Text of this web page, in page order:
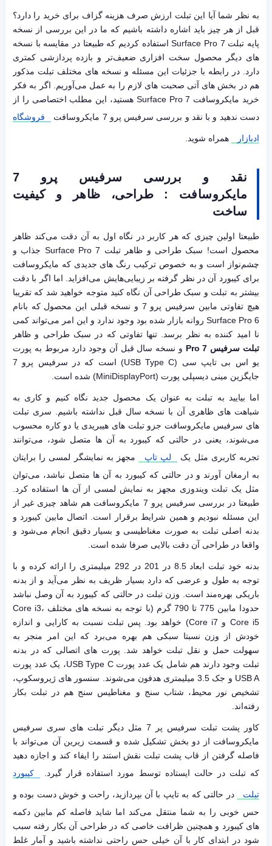
به نظر شما آیا این تبلت ارزش صرف هزینه گزاف برای خرید را دارد؟
قبل از هر چیز باید اشاره داشته باشیم که ما در این بررسی از نسخه
پایه تبلت Surface Pro 7 استفاده کردیم که طبیعتا در مقایسه با نسخه
های دیگر محصول سخت افزاری ضعیف‌تر و بازده پردازشی کمتری
دارد. در رابطه با جزئیات این مسئله و نسخه های مختلف تبلت مذکور
هم در بخش های آتی صحبت های لازم را به عمل می‌آوریم. اگر به فکر
خرید مایکروسافت Surface Pro 7 هستید، این مطلب اختصاصی را از
دست ندهید و با نقد و بررسی سرفیس پرو 7 مایکروسافت
فروشگاه
ادبازار همراه شوید.
نقد و بررسی سرفیس پرو 7
مایکروسافت : طراحی، ظاهر و کیفیت
ساخت
طبیعتا اولین چیزی که هر کاربر در نگاه اول به آن دقت می‌کند ظاهر
محصول است! سبک طراحی و ظاهر تبلت Surface Pro 7 جذاب و
چشم‌نواز است و به خصوص ترکیب رنگ های جدیدی که مایکروسافت
برای کیبورد آن در نظر گرفته بر زیبایی‌هایش می‌افزاید. اما اگر با دقت
بیشتر به تبلت و سبک طراحی آن نگاه کنید متوجه خواهید شد که تقریبا
هیچ تفاوتی مابین سرفیس پرو 7 و نسخه قبلی این محصول که بانام
Surface Pro 6 روانه بازار شده بود وجود ندارد و این امر می‌تواند کمی
نا امید کننده به نظر برسد. تنها تفاوتی که در سبک طراحی و ظاهر
تبلت سرفیس Pro 7
و نسخه سال قبل آن وجود دارد مربوط به پورت
یو اس بی تایپ سی (USB Type C) است که در سرفیس پرو 7
جایگزین مینی دیسپلی پورت (MiniDisplayPort) شده است.
اما بیایید به تبلت به عنوان یک محصول جدید نگاه کنیم و کاری به
شباهت های ظاهری آن با نسخه سال قبل نداشته باشیم. سری تبلت
های سرفیس مایکروسافت جزو تبلت های هیبریدی یا دو کاره محسوب
می‌شوند، یعنی در حالتی که کیبورد به آن ها متصل شود، می‌توانند
تجربه کاربری مثل یک
لپ تاپ
مجهز به نمایشگر لمسی را برایتان
به ارمغان آورند و در حالتی که کیبورد به آن ها متصل نباشد، می‌توان
مثل یک تبلت ویندوزی مجهز به نمایش لمسی از آن ها استفاده کرد.
طبیعتا در بررسی سرفیس پرو 7 مایکروسافت هم شاهد چیزی غیر از
این مسئله نبودیم و همین شرایط برقرار است. اتصال مابین کیبورد و
بدنه اصلی تبلت به صورت مغناطیسی و بسیار دقیق انجام می‌شود و
واقعا در طراحی آن دقت بالایی صرفا شده است.
بدنه خود تبلت ابعاد 8.5 در 201 در 292 میلیمتری را ارائه کرده و با
توجه به طول و عرضی که دارد بسیار ظریف به نظر می‌آید و از بدنه
باریکی بهره‌مند است. وزن تبلت در حالتی که کیبورد به آن وصل نباشد
حدودا مابین 775 تا 790 گرم (با توجه به نسخه های مختلف Core i3،
Core i5 و Core i7) خواهد بود. پس تبلت نسبت به کارایی و اندازه
خودش از وزن نسبتا سبکی هم بهره می‌برد که این امر منجر به
سهولت حمل و نقل تبلت خواهد شد. پورت های اتصالی که در بدنه
تبلت وجود دارند هم شامل یک عدد پورت USB Type C، یک عدد پورت
USB A و جک 3.5 میلیمتری هدفون می‌شوند. سنسور های ژیروسکوپ،
تشخیص نور محیط، شتاب سنج و مغناطیس سنج هم در تبلت بکار
رفته‌اند.
کاور پشت تبلت سرفیس پر 7 مثل دیگر تبلت های سری سرفیس
مایکروسافت از دو بخش تشکیل شده و قسمت زیرین آن می‌تواند با
فاصله گرفتن از قاب پشت تبلت نقش استند را ایفاء کند و اجازه دهید
که تبلت در حالت ایستاده توسط مورد استفاده قرار گیرد.
کیبورد
تبلت
در حالتی که به تایپ با آن بپردازید، راحت و خوش دست بوده و
حس خوبی را به شما منتقل می‌کند اما شاید فاصله کم مابین دکمه
های کیبورد و همچنین ظرافت خاصی که در طراحی آن بکار رفته سبب
شود در ابتدای کار با آن خیلی حس راحتی نداشته باشید و آمار غلط